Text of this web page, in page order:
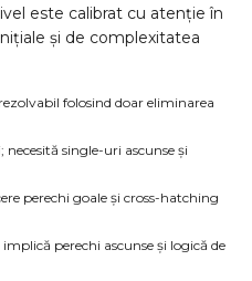
este calibrat cu atenție în
și de complexitatea
folosind doar eliminarea
necesită single-uri ascunse și
perechi goale și cross-hatching
perechi ascunse și logică de